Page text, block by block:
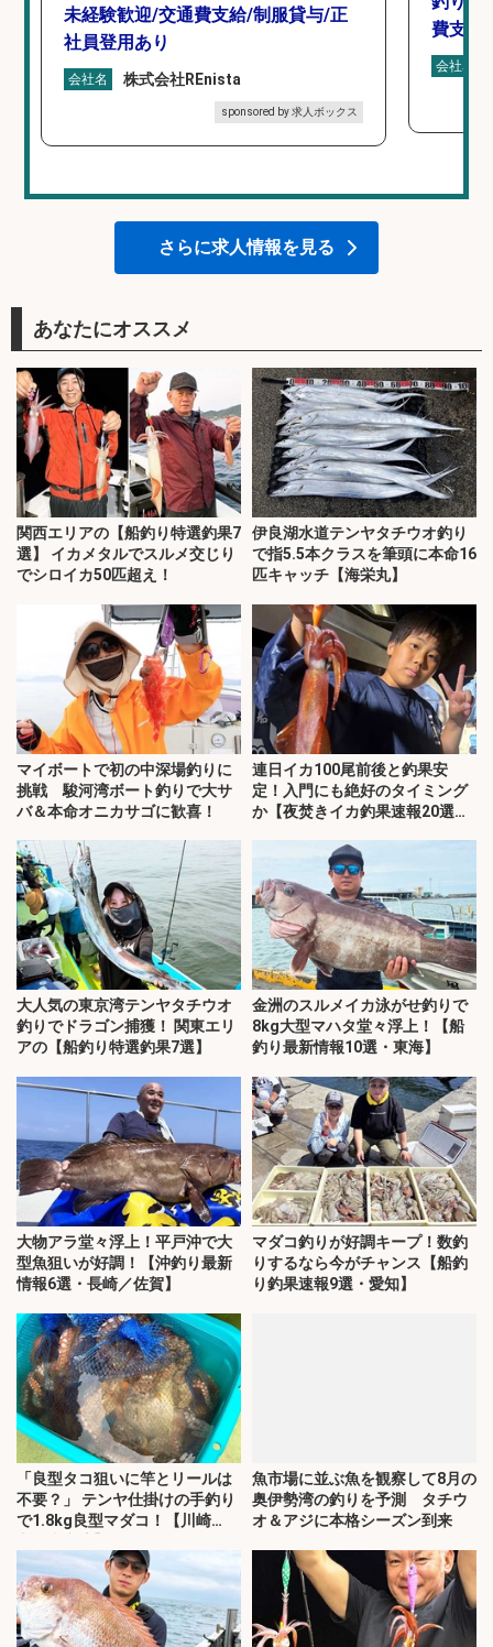
未経験歓迎/交通費支給/制服貸与/正
社員登用あり
会社名 株式会社REnista
sponsored by 求人ボックス
費支給
会社名
さらに求人情報を見る
あなたにオススメ
関西エリアの【船釣り特選釣果7
選】 イカメタルでスルメ交じり
でシロイカ50匹超え！
伊良湖水道テンヤタチウオ釣り
で指5.5本クラスを筆頭に本命16
匹キャッチ【海栄丸】
マイボートで初の中深場釣りに
挑戦 駿河湾ボート釣りで大サ
バ＆本命オニカサゴに歓喜！
連日イカ100尾前後と釣果安
定！入門にも絶好のタイミング
か【夜焚きイカ釣果速報20選・
大人気の東京湾テンヤタチウオ
釣りでドラゴン捕獲！ 関東エリ
アの【船釣り特選釣果7選】
金洲のスルメイカ泳がせ釣りで
8kg大型マハタ堂々浮上！【船
釣り最新情報10選・東海】
大物アラ堂々浮上！平戸沖で大
型魚狙いが好調！【沖釣り最新
情報6選・長崎／佐賀】
マダコ釣りが好調キープ！数釣
りするなら今がチャンス【船釣
り釣果速報9選・愛知】
「良型タコ狙いに竿とリールは
不要？」 テンヤ仕掛けの手釣り
で1.8kg良型マダコ！【川崎
魚市場に並ぶ魚を観察して8月の
奥伊勢湾の釣りを予測 タチウ
オ＆アジに本格シーズン到来